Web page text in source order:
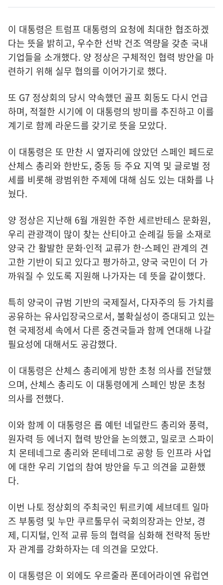
이 대통령은 트럼프 대통령의 요청에 최대한 협조하겠
다는 뜻을 밝히고, 우수한 선박 건조 역량을 갖춘 국내
기업들을 소개했다. 양 정상은 구체적인 협력 방안을 마
련하기 위해 실무 협의를 이어가기로 했다.
또 G7 정상회의 당시 약속했던 골프 회동도 다시 언급
하며, 적절한 시기에 이 대통령의 방미를 추진하고 이를
계기로 함께 라운드를 갖기로 뜻을 모았다.
이 대통령은 또 만찬 시 옆자리에 앉았던 스페인 페드로
산체스 총리와 한반도, 중동 등 주요 지역 및 글로벌 정
세를 비롯해 광범위한 주제에 대해 심도 있는 대화를 나
눴다.
양 정상은 지난해 6월 개원한 주한 세르반테스 문화원,
우리 관광객이 많이 찾는 산티아고 순례길 등을 소재로
양국 간 활발한 문화·인적 교류가 한-스페인 관계의 견
고한 기반이 되고 있다고 평가하고, 양국 국민이 더 가
까워질 수 있도록 지원해 나가자는 데 뜻을 같이했다.
특히 양국이 규범 기반의 국제질서, 다자주의 등 가치를
공유하는 유사입장국으로서, 불확실성이 증대되고 있는
현 국제정세 속에서 다른 중견국들과 함께 연대해 나갈
필요성에 대해서도 공감했다.
이 대통령은 산체스 총리에게 방한 초청 의사를 전달했
으며, 산체스 총리도 이 대통령에게 스페인 방문 초청
의사를 전했다.
이와 함께 이 대통령은 롭 예턴 네덜란드 총리와 풍력,
원자력 등 에너지 협력 방안을 논의했고, 밀로코 스파이
치 몬테네그로 총리와 몬테네그로 공항 등 인프라 사업
에 대한 우리 기업의 참여 방안을 두고 의견을 교환했
다.
이번 나토 정상회의 주최국인 튀르키예 세브데트 일마
즈 부통령 및 누만 쿠르툴무쉬 국회의장과는 안보, 경
제, 디지털, 인적 교류 등의 협력을 심화해 전략적 동반
자 관계를 강화하자는 데 의견을 모았다.
이 대통령은 이 외에도 우르줄라 폰데어라이엔 유럽연